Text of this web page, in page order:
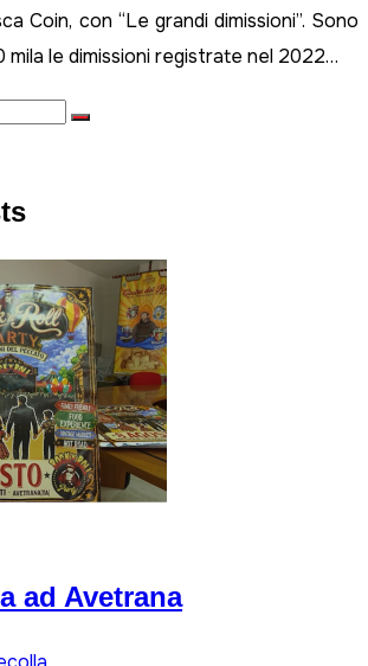
Coin, con “Le grandi dimissioni”. Sono
mila le dimissioni registrate nel 2022…
ad Avetrana